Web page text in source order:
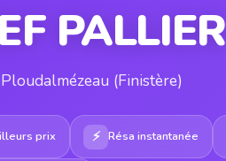
PALLIER
(Finistère)
prix ⚡ Résa instantanée